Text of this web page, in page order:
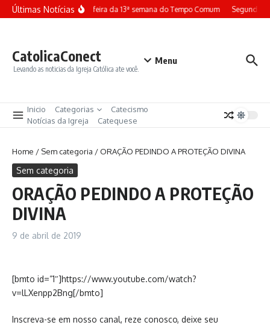
Ir para o conteúdo
Últimas NotíciasTerça-feira da 13ª semana do Tempo Comum Segunda-
CatolicaConect
Levando as noticias da Igreja Católica ate você.
Menu
Inicio Categorias
Catecismo
Notícias da Igreja
Catequese
Home / Sem categoria /ORAÇÃO PEDINDO A PROTEÇÃO DIVINA
Sem categoria
ORAÇÃO PEDINDO A PROTEÇÃO
DIVINA
9 de abril de 2019
[bmto id=”1″]https://www.youtube.com/watch?
v=lLXenpp2Bng[/bmto]
Inscreva-se em nosso canal, reze conosco, deixe seu